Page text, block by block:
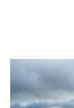
voiture ? La
reculent – ici.fr